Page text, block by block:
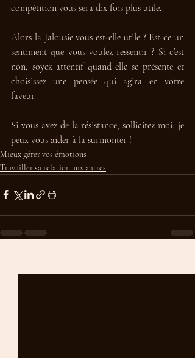
compétition vous sera dix fois plus utile.
Alors la Jalousie vous est-elle utile ? Est-ce un
sentiment que vous voulez ressentir ? Si c’est
non, soyez attentif quand elle se présente et
choisissez une pensée qui agira en votre
faveur.
Si vous avez de la résistance, sollicitez moi, je
peux vous aider à la surmonter !
Mieux gérer vos émotions
Travailler sa relation aux autres